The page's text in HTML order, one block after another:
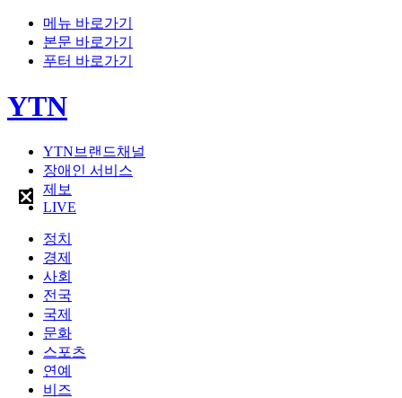
메뉴 바로가기
본문 바로가기
푸터 바로가기
YTN
YTN브랜드채널
장애인 서비스
제보
LIVE
정치
경제
사회
전국
국제
문화
스포츠
연예
비즈